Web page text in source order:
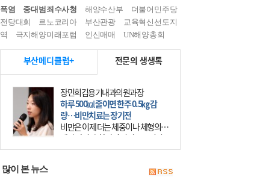
폭염 중대범죄수사청 해양수산부
더불어민주당
전당대회
르노코리아 부산관광
교육혁신선도지
역
극지해양미래포럼 인신매매 UN해양총회
부산메디클럽+ 전문의 생생톡
장민희김용기내과의원과장
하루 500㎉ 줄이면 한주 0.5㎏ 감
량…비만치료는 장기전
비만은 이제 더는 체중이나 체형의 문
제가 아니다. 하나의 질병으로 인지
하고 치료와 관리를 해야 한다. 세계
많이 본 뉴스